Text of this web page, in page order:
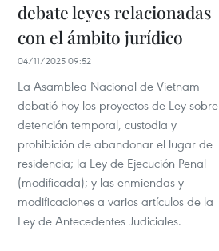
debate leyes relacionadas
con el ámbito jurídico
04/11/2025 09:52
La Asamblea Nacional de Vietnam
debatió hoy los proyectos de Ley sobre
detención temporal, custodia y
prohibición de abandonar el lugar de
residencia; la Ley de Ejecución Penal
(modificada); y las enmiendas y
modificaciones a varios artículos de la
Ley de Antecedentes Judiciales.